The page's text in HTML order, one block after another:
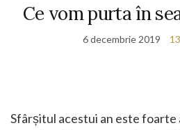
Ce vom purta în
6 decembrie 2019
Sfârșitul acestui an este foarte